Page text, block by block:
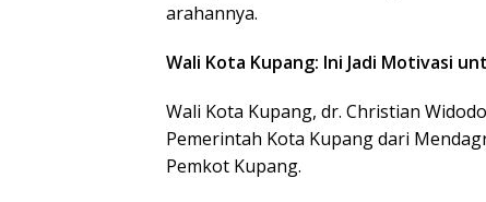
arahannya.
Wali Kota Kupang: Ini Jadi Motivasi
Wali Kota Kupang, dr. Christian
Pemerintah Kota Kupang dari
Pemkot Kupang.